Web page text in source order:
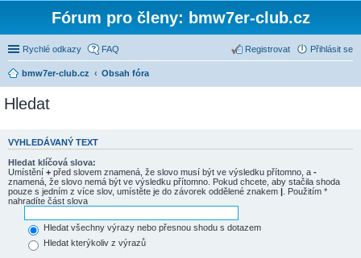
Fórum pro členy: bmw7er-club.cz
Rychlé odkazy FAQ Přihlásit se
Registrovat
bmw7er-club.cz Obsah fóra
Hledat
VYHLEDÁVANÝ TEXT
Hledat klíčová slova:
Umístění + před slovem znamená, že slovo musí být ve výsledku přítomno, a -
znamená, že slovo nemá být ve výsledku přítomno. Pokud chcete, aby stačila shoda
pouze s jedním z více slov, umístěte je do závorek oddělené znakem | . Použitím *
nahradíte část slova
Hledat všechny výrazy nebo přesnou shodu s dotazem
Hledat kterýkoliv z výrazů